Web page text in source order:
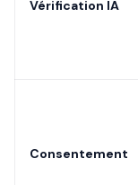
Vérification IA
Consentement